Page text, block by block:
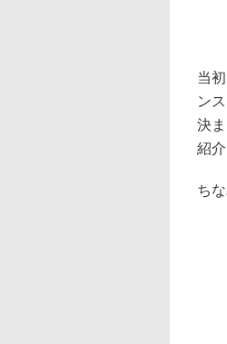
当
ン
決
紹介
ち